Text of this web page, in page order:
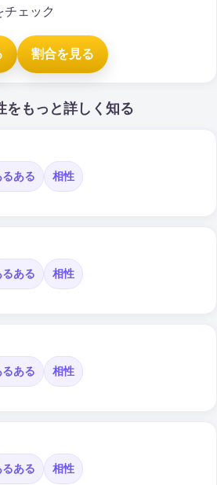
チェック
割合を見る
をもっと詳しく知る
るある 相性
るある 相性
るある 相性
るある 相性